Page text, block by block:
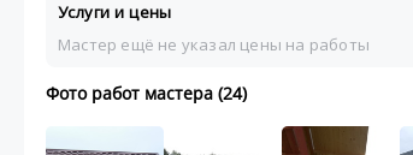
Услуги и цены
Мастер ещё не указал цены на работы
Фото работ мастера (24)